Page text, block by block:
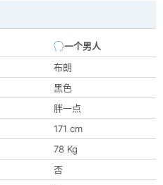
一个男人
布朗
黑色
胖一点
171 cm
78 Kg
否